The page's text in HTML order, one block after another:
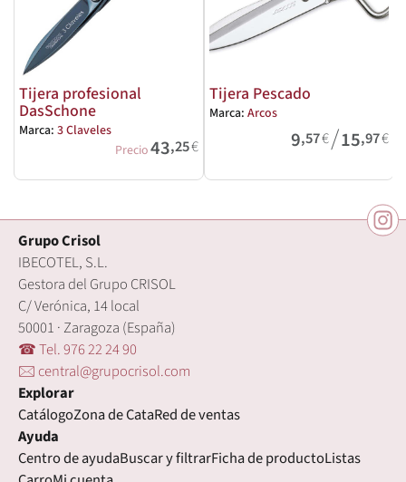
Tijera profesional
DasSchone
Marca: 3 Claveles
Precio43,25€
Tijera Pescado
Marca: Arcos
9,57€/15,97€
Grupo Crisol
IBECOTEL, S.L.
Gestora del Grupo CRISOL
C/ Verónica, 14 local
50001 · Zaragoza (España)
☎ Tel. 976 22 24 90
🖂 central@grupocrisol.com
Explorar
CatálogoZona de CataRed de ventas
Ayuda
Centro de ayudaBuscar y filtrarFicha de productoListas